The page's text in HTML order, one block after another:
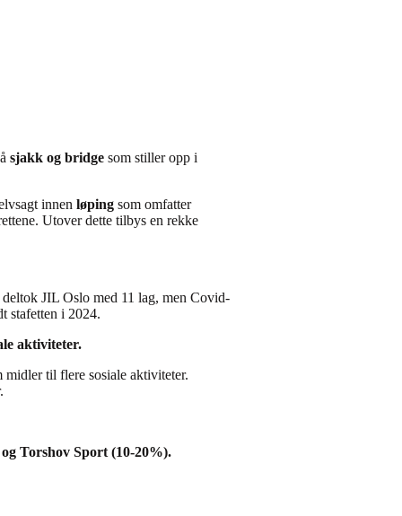
sjakk og bridge som stiller opp i
innen løping som omfatter
Utover dette tilbys en rekke
JIL Oslo med 11 lag, men Covid-
stafetten i 2024.
aktiviteter.
til flere sosiale aktiviteter.
Torshov Sport (10-20%).